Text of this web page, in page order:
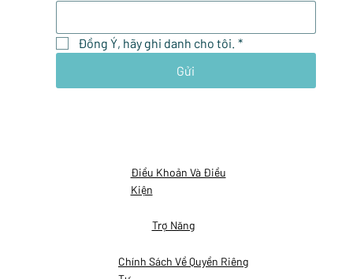
Điều Khoản Và Điều
Kiện
Trợ Năng
Chính Sách Về Quyền Riêng
Đồng Ý, hãy ghi danh cho tôi. *
Gửi